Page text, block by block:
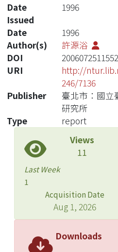
Date
Issued
1996
Date
1996
Author(s)
許源浴
DOI
URI
http://
246/7136
Publisher
臺北市：國立
研究所
Type
report
Views
11
Last Week
1
Acquisition Date
Aug 1, 2026
Downloads